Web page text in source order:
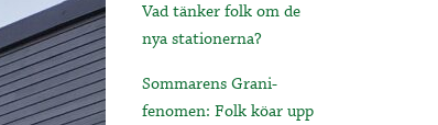
Vad tänker folk om de
nya stationerna?
Sommarens Grani-
fenomen: Folk köar upp